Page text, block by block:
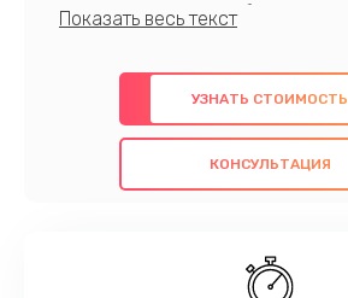
профессионалов с обширными
предлагаем быстрый и
использованием оригинальных
также гарантируем качество
проведенных работ. Наша цель -
наилучшим образом. Не медлите
УЗНАТЬ СТОИМОСТЬ
КОНСУЛЬТАЦИЯ